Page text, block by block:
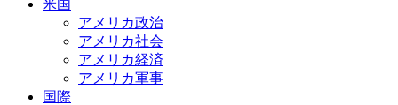
米国
アメリカ政治
アメリカ社会
アメリカ経済
アメリカ軍事
国際